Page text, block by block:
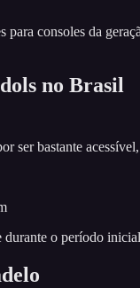
para consoles da
no Brasil
ser bastante
o período